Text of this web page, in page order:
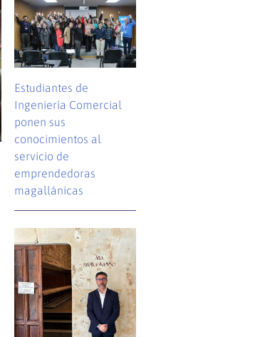
Estudiantes de
Ingeniería Comercial
ponen sus
conocimientos al
servicio de
emprendedoras
magallánicas